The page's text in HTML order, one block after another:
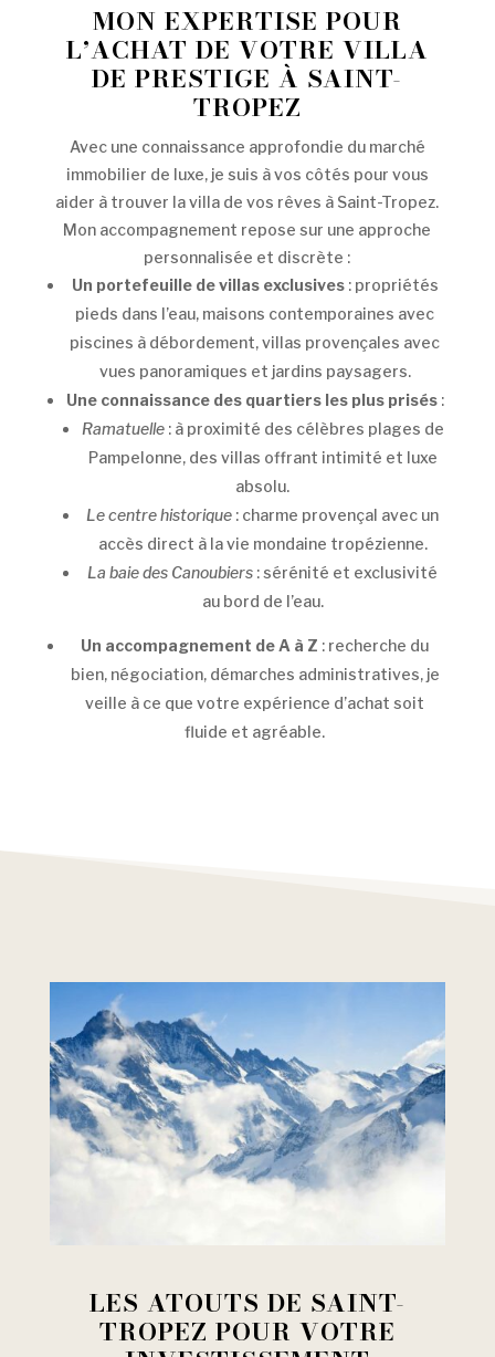
MON EXPERTISE POUR
L’ACHAT DE VOTRE VILLA
DE PRESTIGE À SAINT-
TROPEZ
Avec une connaissance approfondie du marché
immobilier de luxe, je suis à vos côtés pour vous
aider à trouver la villa de vos rêves à Saint-Tropez.
Mon accompagnement repose sur une approche
personnalisée et discrète :
Un portefeuille de villas exclusives: propriétés
pieds dans l’eau, maisons contemporaines avec
piscines à débordement, villas provençales avec
vues panoramiques et jardins paysagers.
Une connaissance des quartiers les plus prisés:
Ramatuelle: à proximité des célèbres plages de
Pampelonne, des villas offrant intimité et luxe
absolu.
Le centre historique : charme provençal avec un
accès direct à la vie mondaine tropézienne.
La baie des Canoubiers : sérénité et exclusivité
au bord de l’eau.
Un accompagnement de A à Z : recherche du
bien, négociation, démarches administratives, je
veille à ce que votre expérience d’achat soit
fluide et agréable.
LES ATOUTS DE SAINT-
TROPEZ POUR VOTRE